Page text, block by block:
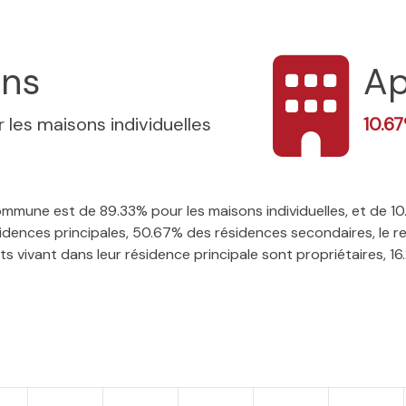
les maisons individuelles
est de 89.33% pour les maisons individuelles, et de
principales, 50.67% des résidences secondaires, le
vivant dans leur résidence principale sont propriétaires,